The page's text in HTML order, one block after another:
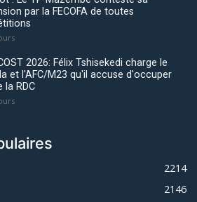
par la FECOFA de toutes
2026: Félix Tshisekedi charge le
et l'AFC/M23 qu'il accuse d'occuper
la RDC
2214
2146